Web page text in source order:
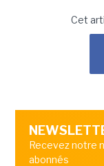
Cet
Recevez notre
abonnés